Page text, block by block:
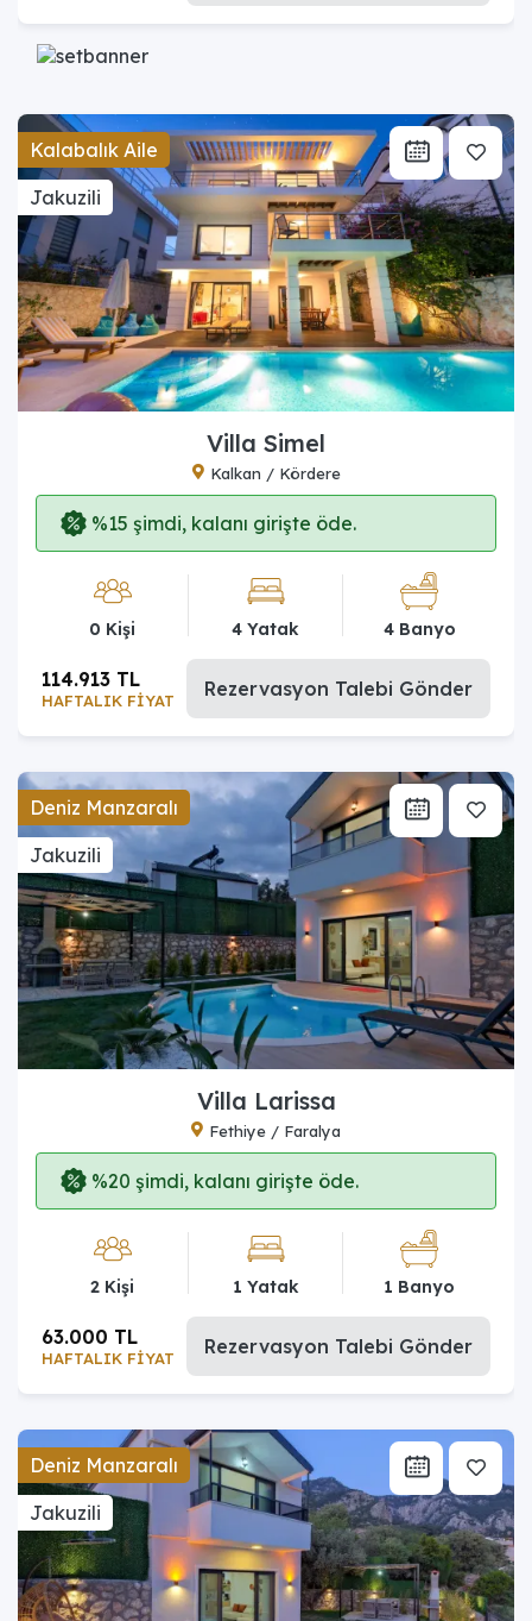
Kalabalık Aile
Jakuzili
Villa Simel
Kalkan / Kördere
%15 şimdi, kalanı girişte öde.
0 Kişi 4 Yatak 4 Banyo
HAFTALIK FİYAT
114.913 TL Rezervasyon Talebi Gönder
Deniz Manzaralı
Jakuzili
Villa Larissa
Fethiye / Faralya
%20 şimdi, kalanı girişte öde.
2 Kişi 1 Yatak 1 Banyo
HAFTALIK FİYAT
63.000 TL Rezervasyon Talebi Gönder
Deniz Manzaralı
Jakuzili